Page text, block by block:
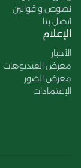
نصوص و قوانين
اتصل بنا
الإعلام
الأخبار
معرض الفيديوهات
معرض الصور
الإعتمادات